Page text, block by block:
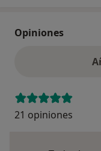
Opiniones
21 opiniones